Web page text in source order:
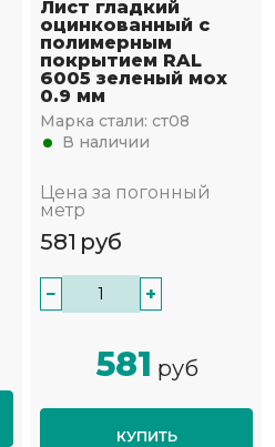
Лист гладкий
оцинкованный с
полимерным
покрытием RAL
6005 зеленый мох
0.9 мм
Марка стали: ст08
В наличии
Цена за погонный
метр
581 руб
− +
581 руб
КУПИТЬ